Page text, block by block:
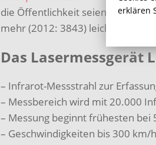
die Öffentlichkeit seien die
mehr (2012: 3843) leicht
Das Lasermessgerät
– Infrarot-Messstrahl zur
– Messbereich wird mit 20.000
– Messung beginnt frühesten
– Geschwindigkeiten bis 300
erklären